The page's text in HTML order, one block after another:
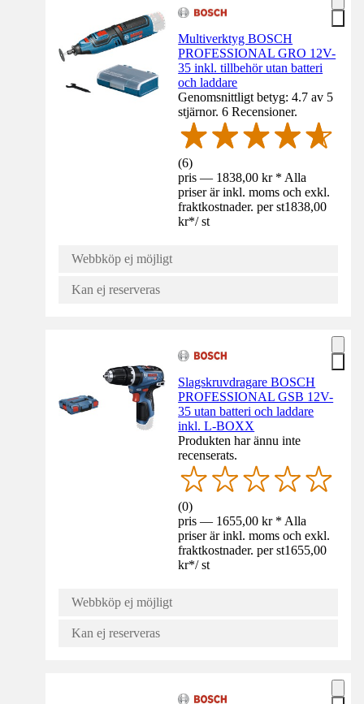
Multiverktyg BOSCH
PROFESSIONAL GRO 12V-
35 inkl. tillbehör utan batteri
och laddare
Genomsnittligt betyg: 4.7 av 5
stjärnor. 6 Recensioner.
(6)
pris — 1838,00 kr * Alla
priser är inkl. moms och exkl.
fraktkostnader. per st1838,00
kr*/ st
Webbköp ej möjligt
Kan ej reserveras
Slagskruvdragare BOSCH
PROFESSIONAL GSB 12V-
35 utan batteri och laddare
inkl. L-BOXX
Produkten har ännu inte
recenserats.
(0)
pris — 1655,00 kr * Alla
priser är inkl. moms och exkl.
fraktkostnader. per st1655,00
kr*/ st
Webbköp ej möjligt
Kan ej reserveras